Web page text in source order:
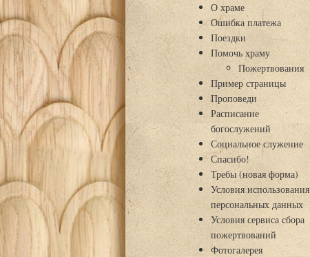
О храме
Ошибка платежа
Поездки
Помочь храму
Пожертвования
Пример страницы
Проповеди
Расписание
богослужений
Социальное служение
Спасибо!
Требы (новая форма)
Условия использования
персональных данных
Условия сервиса сбора
пожертвований
Фотогалерея